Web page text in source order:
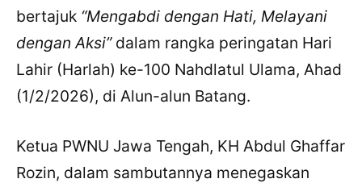
bertajuk “Mengabdi dengan Hati, Melayani
dengan Aksi”dalam rangka peringatan Hari
Lahir (Harlah) ke-100 Nahdlatul Ulama, Ahad
(1/2/2026), di Alun-alun Batang.
Ketua PWNU Jawa Tengah, KH Abdul Ghaffar
Rozin, dalam sambutannya menegaskan